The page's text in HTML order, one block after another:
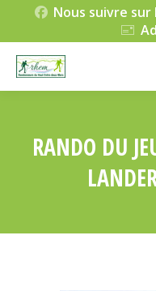
Nous suivre sur
RANDO DU